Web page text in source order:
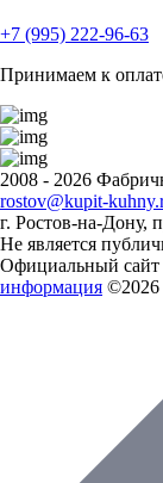
+7 (995) 222-96-63
Принимаем к
2008 - 2026
rostov@kupit-
г. Ростов-на-Дону,
Не является
Официальный
информация ©2026